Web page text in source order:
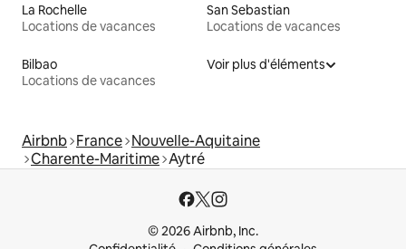
La Rochelle
Locations de vacances
San Sebastian
Locations de vacances
Bilbao
Locations de vacances
Voir plus d'éléments
Airbnb France Nouvelle-Aquitaine
Charente-Maritime Aytré
© 2026 Airbnb, Inc.